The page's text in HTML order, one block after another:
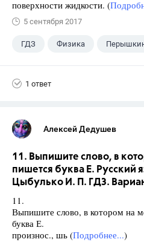
поверхности жидкости. (
5 сентября 2017
ГДЗ Физика
1 ответ
Алексей Дедушев
11. Выпишите слово, в
пишется буква Е. Русский
Цыбулько И. П. ГДЗ.
11.
Выпишите слово, в котором на
буква Е.
произнос., шь (Подробнее...)